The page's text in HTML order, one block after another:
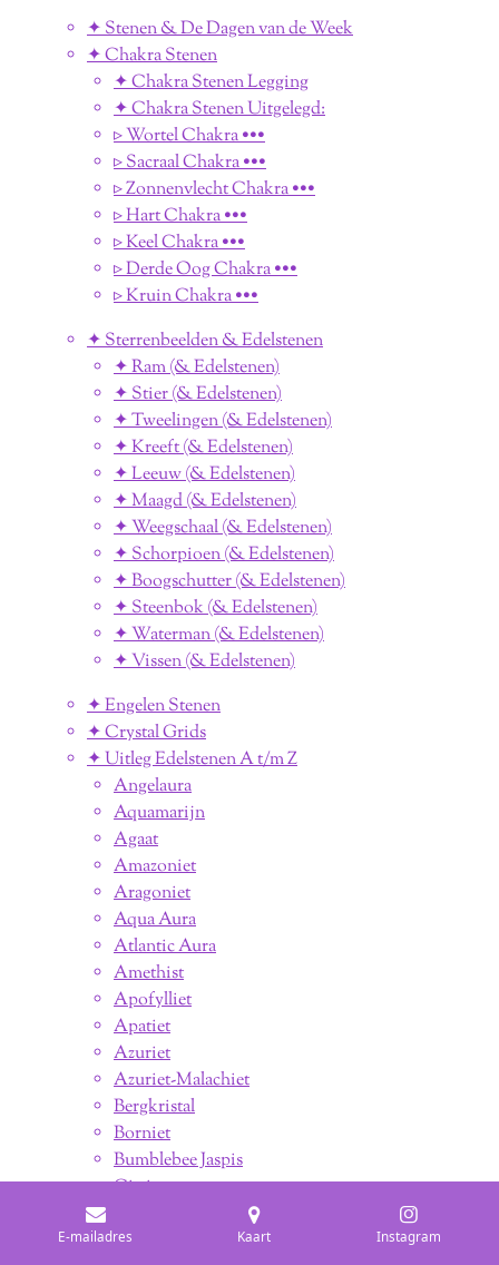
✦ Stenen & De Dagen van de Week
✦ Chakra Stenen
✦ Chakra Stenen Legging
✦ Chakra Stenen Uitgelegd:
▹ Wortel Chakra •••
▹ Sacraal Chakra •••
▹ Zonnenvlecht Chakra •••
▹ Hart Chakra •••
▹ Keel Chakra •••
▹ Derde Oog Chakra •••
▹ Kruin Chakra •••
✦ Sterrenbeelden & Edelstenen
✦ Ram (& Edelstenen)
✦ Stier (& Edelstenen)
✦ Tweelingen (& Edelstenen)
✦ Kreeft (& Edelstenen)
✦ Leeuw (& Edelstenen)
✦ Maagd (& Edelstenen)
✦ Weegschaal (& Edelstenen)
✦ Schorpioen (& Edelstenen)
✦ Boogschutter (& Edelstenen)
✦ Steenbok (& Edelstenen)
✦ Waterman (& Edelstenen)
✦ Vissen (& Edelstenen)
✦ Engelen Stenen
✦ Crystal Grids
✦ Uitleg Edelstenen A t/m Z
Angelaura
Aquamarijn
Agaat
Amazoniet
Aragoniet
Aqua Aura
Atlantic Aura
Amethist
Apofylliet
Apatiet
Azuriet
Azuriet-Malachiet
Bergkristal
Borniet
Bumblebee Jaspis
Citrien
Calciet
E-mailadres Kaart Instagram